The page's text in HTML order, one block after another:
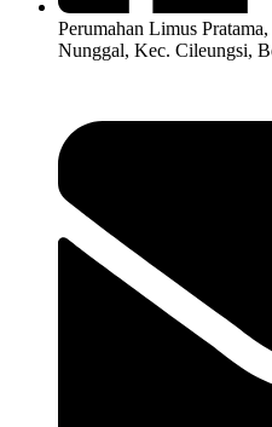
Perumahan Limus
Nunggal, Kec. Cileungsi,